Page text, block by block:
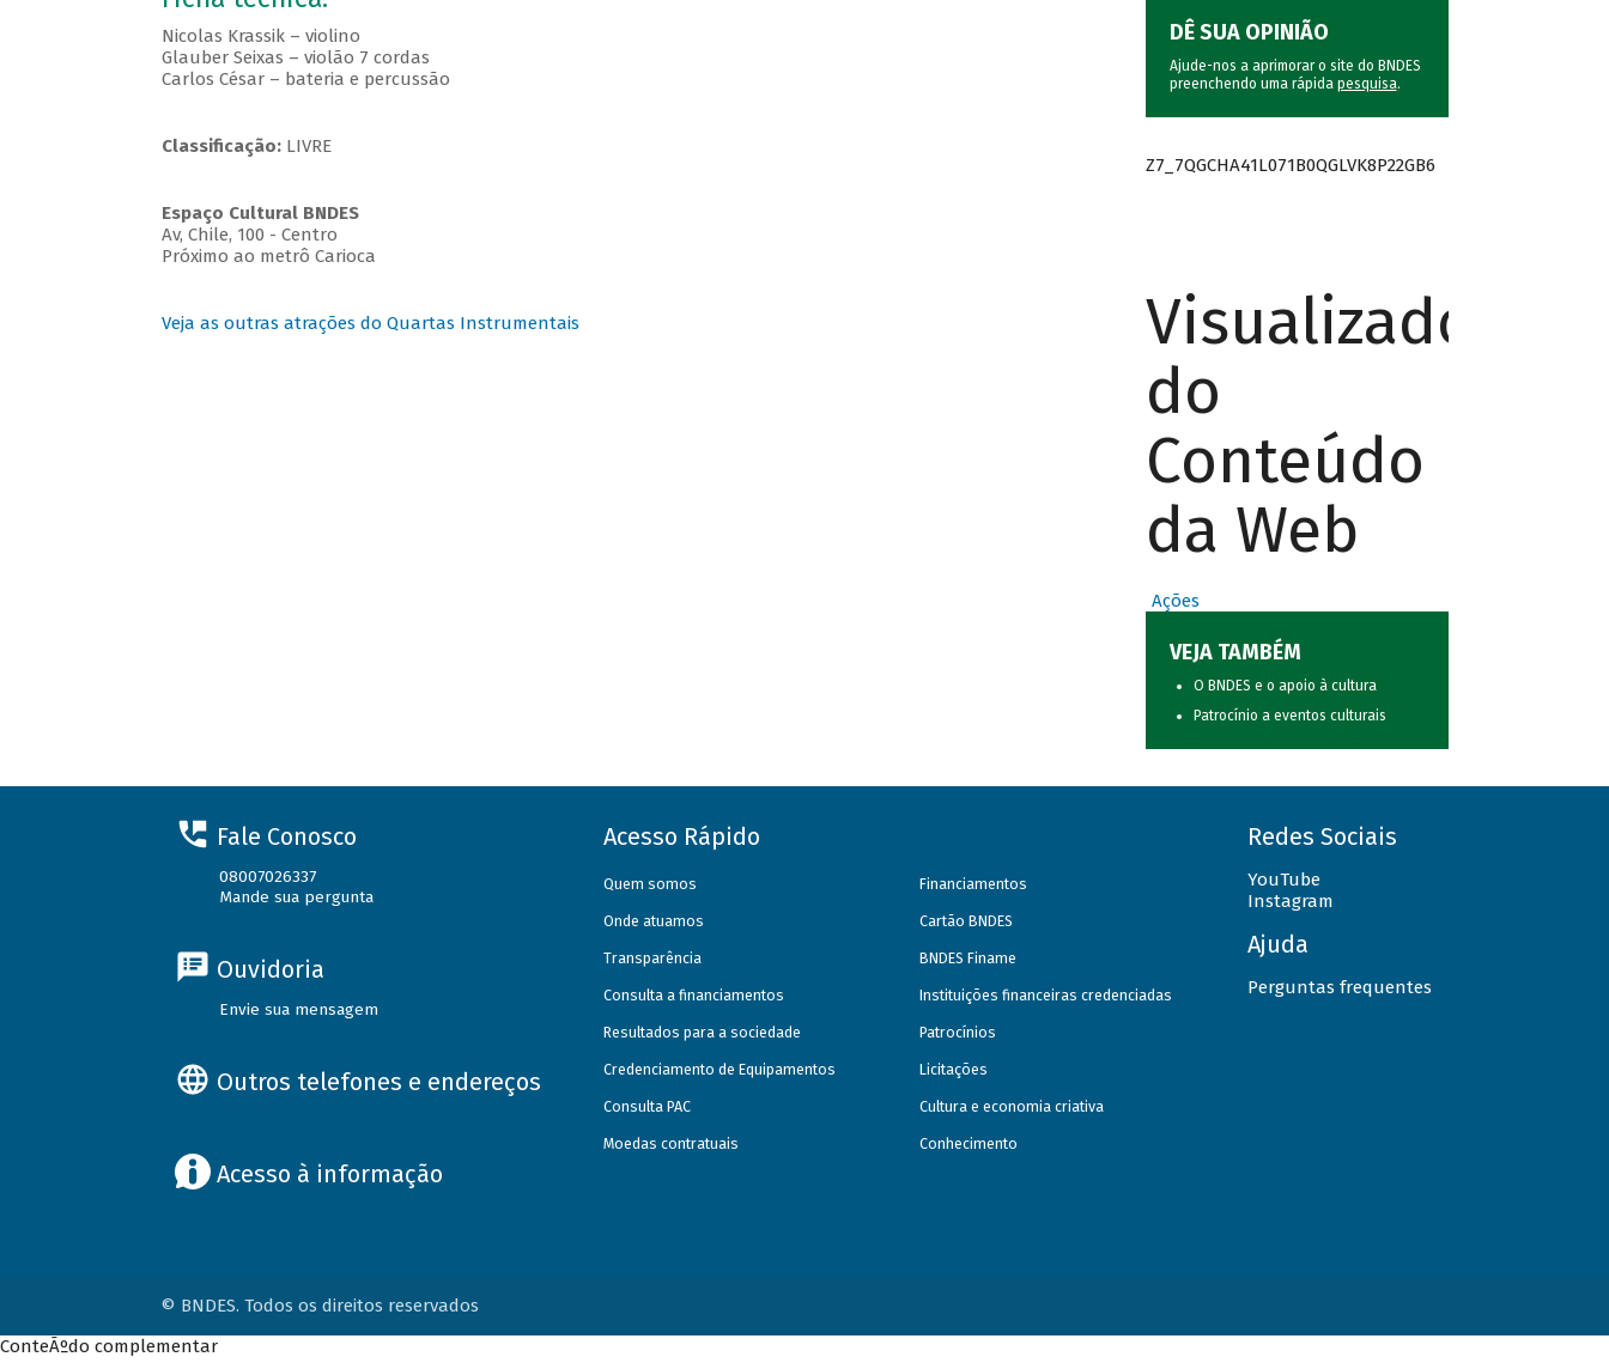
Nicolas Krassik – violino
Glauber Seixas – violão 7 cordas
Carlos César – bateria e percussão
Classificação:LIVRE
Espaço Cultural BNDES
Av, Chile, 100 - Centro
Próximo ao metrô Carioca
Veja as outras atrações do Quartas Instrumentais
DÊ SUA OPINIÃO
Ajude-nos a aprimorar o site do BNDES
preenchendo uma rápida pesquisa.
Z7_7QGCHA41L071B0QGLVK8P22GB6
Visualizador
do
Conteúdo
da Web
Ações
VEJA TAMBÉM
O BNDES e o apoio à cultura
Patrocínio a eventos culturais
Fale Conosco
08007026337
Mande sua pergunta
Ouvidoria
Envie sua mensagem
Outros telefones e endereços
Acesso à informação
Acesso Rápido
Quem somos
Onde atuamos
Transparência
Consulta a financiamentos
Resultados para a sociedade
Credenciamento de Equipamentos
Consulta PAC
Moedas contratuais
Financiamentos
Cartão BNDES
BNDES Finame
Instituições financeiras credenciadas
Patrocínios
Licitações
Cultura e economia criativa
Conhecimento
Redes Sociais
YouTube
Instagram
Ajuda
Perguntas frequentes
© BNDES. Todos os direitos reservados
ConteÃºdo complementar